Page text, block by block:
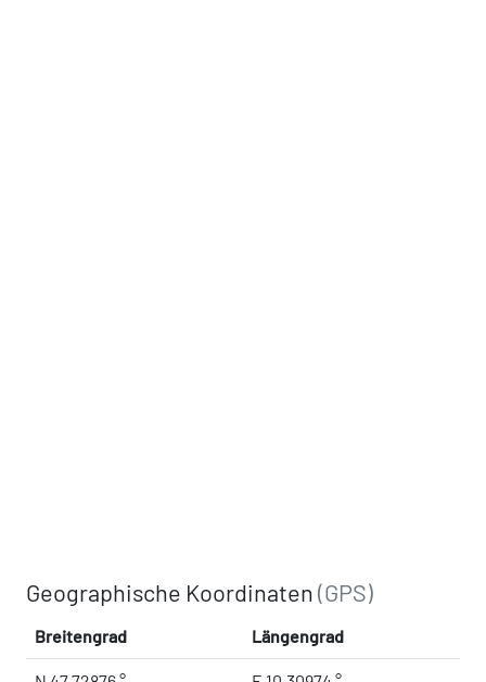
Geographische Koordinaten(GPS)
Breitengrad Längengrad